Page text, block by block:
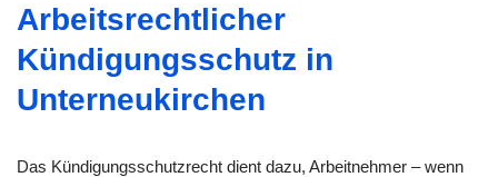
Arbeitsrechtlicher
Kündigungsschutz in
Unterneukirchen
Das Kündigungsschutzrecht dient dazu, Arbeitnehmer – wenn